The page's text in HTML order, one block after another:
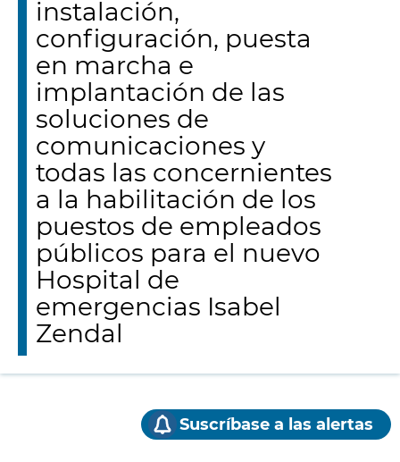
instalación,
configuración, puesta
en marcha e
implantación de las
soluciones de
comunicaciones y
todas las concernientes
a la habilitación de los
puestos de empleados
públicos para el nuevo
Hospital de
emergencias Isabel
Zendal
Suscríbase a las alertas